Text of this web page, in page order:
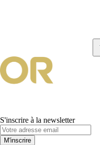
S'inscrire à la newsletter
M'inscrire